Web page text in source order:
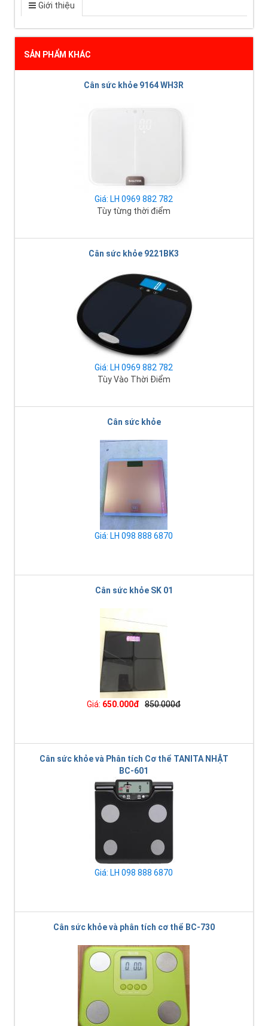
Giới thiệu
SẢN PHẨM KHÁC
Cân sức khỏe 9164 WH3R
Giá: LH 0969 882 782
Tùy từng thời điểm
Cân sức khỏe 9221BK3
Giá: LH 0969 882 782
Tùy Vào Thời Điểm
Cân sức khỏe
Giá: LH 098 888 6870
Cân sức khỏe SK 01
Giá: 650.000đ 850.000đ
Cân sức khỏe và Phân tích Cơ thể TANITA NHẬT
BC-601
Giá: LH 098 888 6870
Cân sức khỏe và phân tích cơ thể BC-730